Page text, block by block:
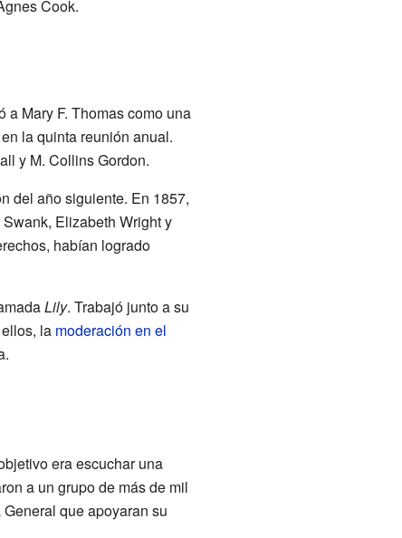
Cook.
Mary F. Thomas como una
la quinta reunión anual.
y M. Collins Gordon.
del año siguiente. En 1857,
Elizabeth Wright y
habían logrado
Lily. Trabajó junto a su
la moderación en el
era escuchar una
a un grupo de más de mil
que apoyaran su